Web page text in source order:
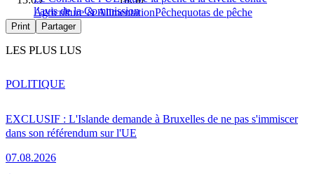
l’avis de la Commission
Agriculture & AlimentationPêchequotas de pêche
Print Partager
LES PLUS LUS
EXCLUSIF : L'Islande demande à Bruxelles de ne pas s'immiscer
dans son référendum sur l'UE
07.08.2026
POLITIQUE